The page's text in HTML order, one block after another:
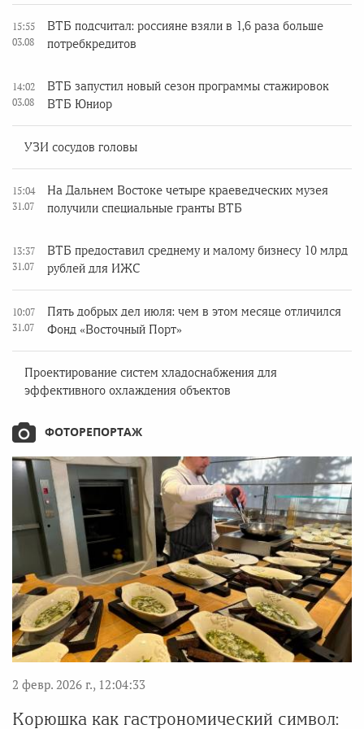
15:55
03.08
ВТБ подсчитал: россияне взяли в 1,6 раза больше
потребкредитов
14:02
03.08
ВТБ запустил новый сезон программы стажировок
ВТБ Юниор
УЗИ сосудов головы
15:04
31.07
На Дальнем Востоке четыре краеведческих музея
получили специальные гранты ВТБ
13:37
31.07
ВТБ предоставил среднему и малому бизнесу 10 млрд
рублей для ИЖС
10:07
31.07
Пять добрых дел июля: чем в этом месяце отличился
Фонд «Восточный Порт»
Проектирование систем хладоснабжения для
эффективного охлаждения объектов
ФОТОРЕПОРТАЖ
2 февр. 2026 г., 12:04:33
Корюшка как гастрономический символ: